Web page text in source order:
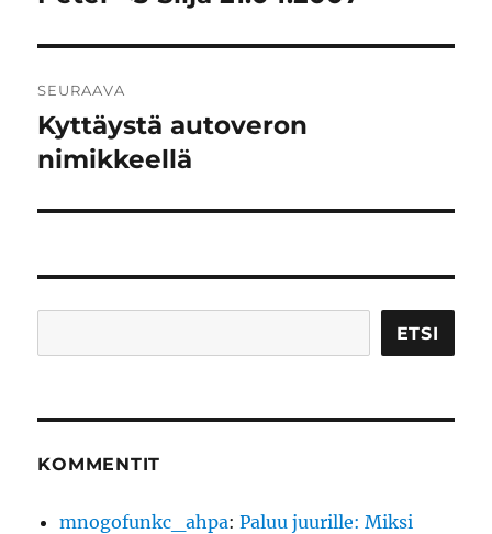
SEURAAVA
Seuraava
artikkeli:
Kyttäystä autoveron
nimikkeellä
ETSI
KOMMENTIT
mnogofunkc_ahpa:Paluu juurille: Miksi